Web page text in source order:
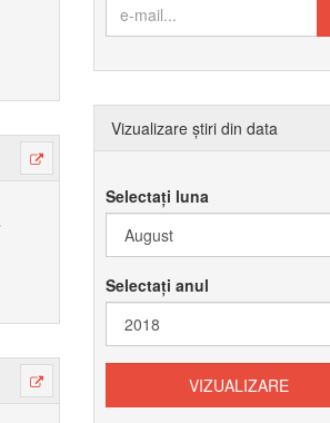
Vizualizare știri din data
Selectați luna
Selectați anul